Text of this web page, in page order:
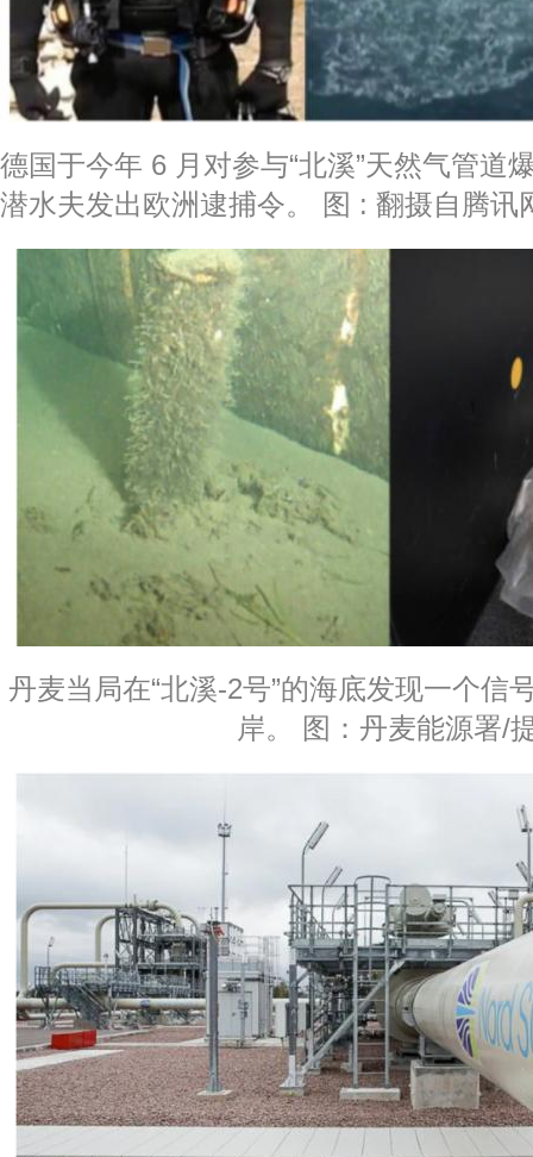
德国于今年 6 月对参与“北溪”天然气管道
潜水夫发出欧洲逮捕令。 图 : 翻摄自腾讯
丹麦当局在“北溪-2号”的海底发现一个信
岸。 图：丹麦能源署/